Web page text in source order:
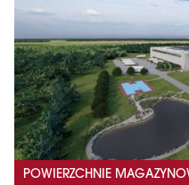
POWIERZCHNIE